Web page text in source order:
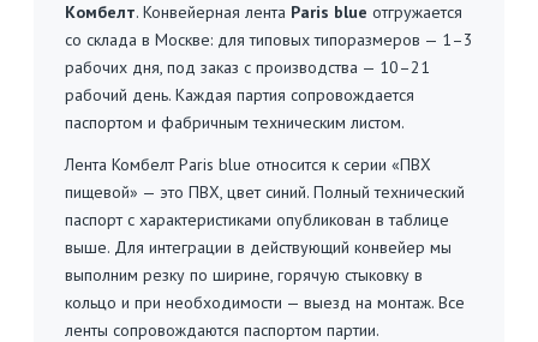
Комбелт. Конвейерная лента Paris blue отгружается
со склада в Москве: для типовых типоразмеров — 1–3
рабочих дня, под заказ с производства — 10–21
рабочий день. Каждая партия сопровождается
паспортом и фабричным техническим листом.
Лента Комбелт Paris blue относится к серии «ПВХ
пищевой» — это ПВХ, цвет синий. Полный технический
паспорт с характеристиками опубликован в таблице
выше. Для интеграции в действующий конвейер мы
выполним резку по ширине, горячую стыковку в
кольцо и при необходимости — выезд на монтаж. Все
ленты сопровождаются паспортом партии.